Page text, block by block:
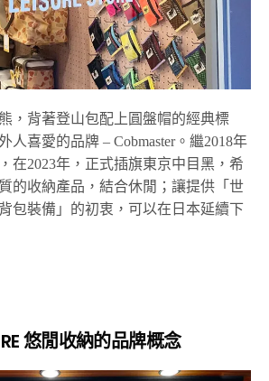
，背著登山包配上圓盤帽的經典標
人喜愛的品牌 –Cobmaster。繼2018年
在2023年，正式插旗東京中目黑，希
的收納產品，結合休閒；讓提供「世
包裝備 」的初衷 ，可以在日本延續下
悠閒收納的品牌概念